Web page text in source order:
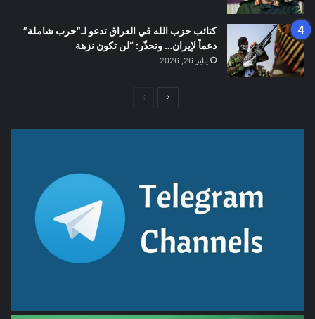
كتائب حزب الله في العراق تدعو لـ”حرب شاملة”
دعماً لإيران… وتحذّر: “لن تكون نزهة
يناير 26, 2026
الصفحة